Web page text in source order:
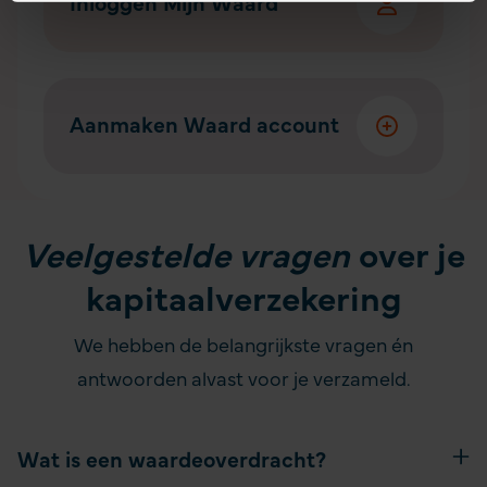
Inloggen Mijn Waard
Aanmaken Waard account
Veelgestelde vragenover je
kapitaalverzekering
We hebben de belangrijkste vragen én
antwoorden alvast voor je verzameld.
Wat is een waardeoverdracht?